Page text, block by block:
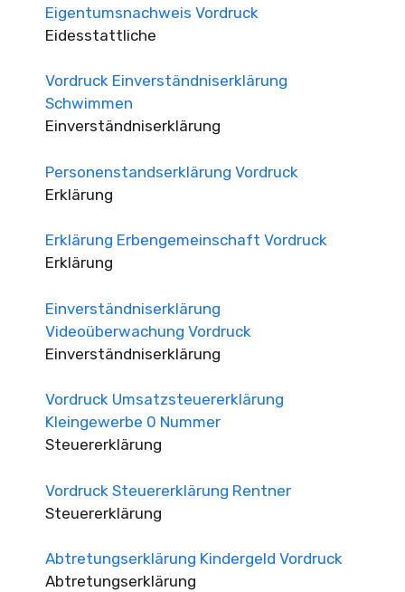
Eigentumsnachweis Vordruck
Eidesstattliche
Vordruck Einverständniserklärung
Schwimmen
Einverständniserklärung
Personenstandserklärung Vordruck
Erklärung
Erklärung Erbengemeinschaft Vordruck
Erklärung
Einverständniserklärung
Videoüberwachung Vordruck
Einverständniserklärung
Vordruck Umsatzsteuererklärung
Kleingewerbe 0 Nummer
Steuererklärung
Vordruck Steuererklärung Rentner
Steuererklärung
Abtretungserklärung Kindergeld Vordruck
Abtretungserklärung